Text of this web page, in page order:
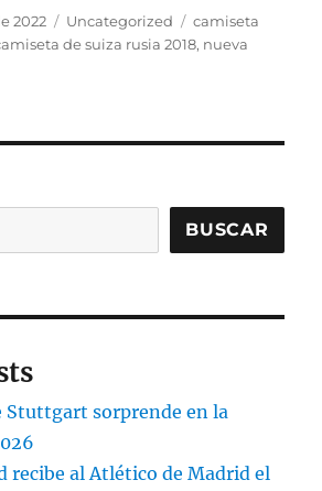
2022 Categorías
Uncategorized Etiquetas
camiseta
de suiza rusia 2018, nueva
BUSCAR
Stuttgart sorprende en la
recibe al Atlético de Madrid el